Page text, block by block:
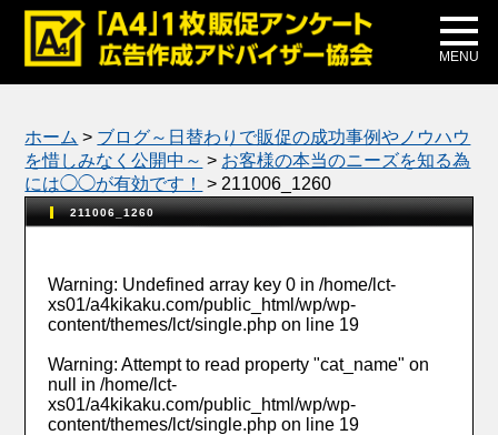
MENU
メディア掲載
公式ブログ
ホーム > ブログ～日替わりで販促の成功事例やノウハウ
を惜しみなく公開中～ > お客様の本当のニーズを知る為
には◯◯が有効です！
> 211006_1260
211006_1260
Warning: Undefined array key 0 in/home/lct-
xs01/a4kikaku.com/public_html/wp/wp-
content/themes/lct/single.php on line 19
Warning: Attempt to read property "cat_name" on
null in/home/lct-
xs01/a4kikaku.com/public_html/wp/wp-
content/themes/lct/single.php on line 19